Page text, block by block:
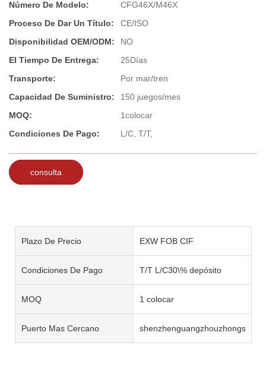
Número De Modelo:
CFG46X/M46X
Proceso De Dar Un Título:
CE/ISO
Disponibilidad OEM/ODM:
NO
El Tiempo De Entrega:
25Días
Transporte:
Por mar/tren
Capacidad De Suministro:
150 juegos/mes
MOQ:
1colocar
Condiciones De Pago:
L/C, T/T,
consulta
Plazo De Precio EXW FOB CIF
Condiciones De Pago T/T L/C30\% depósito
MOQ 1 colocar
Puerto Mas Cercano shenzhenguangzhouzhongshan